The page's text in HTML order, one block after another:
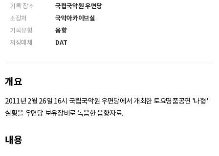
기록 장소
국립국악원 우면당
소장처
국악아카이브실
기록유형
음향
저장매체
DAT
개요
2011년 2월 26일 16시 국립국악원 우면당에서 개최한 토요명품공연 '나형'
실황을 우면당 보유장비로 녹음한 음향자료.
내용